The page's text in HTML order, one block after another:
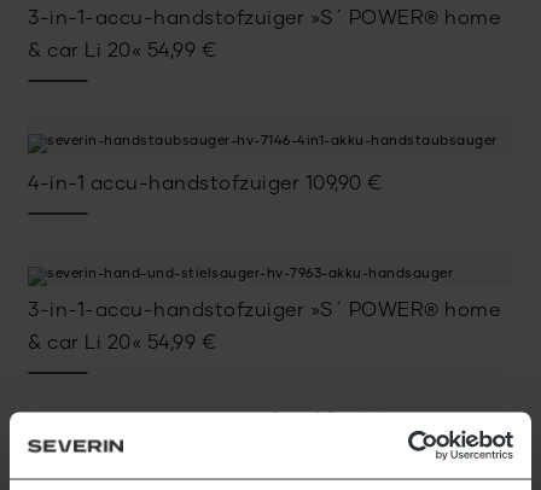
3-in-1-accu-handstofzuiger »S´ POWER® home
& car Li 20« 54,99 €
4-in-1 accu-handstofzuiger 109,90 €
3-in-1-accu-handstofzuiger »S´ POWER® home
& car Li 20« 54,99 €